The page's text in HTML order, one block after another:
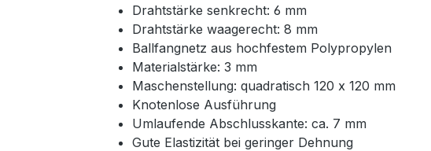
Drahtstärke senkrecht: 6 mm
Drahtstärke waagerecht: 8 mm
Ballfangnetz aus hochfestem Polypropylen
Materialstärke: 3 mm
Maschenstellung: quadratisch 120 x 120 mm
Knotenlose Ausführung
Umlaufende Abschlusskante: ca. 7 mm
Gute Elastizität bei geringer Dehnung